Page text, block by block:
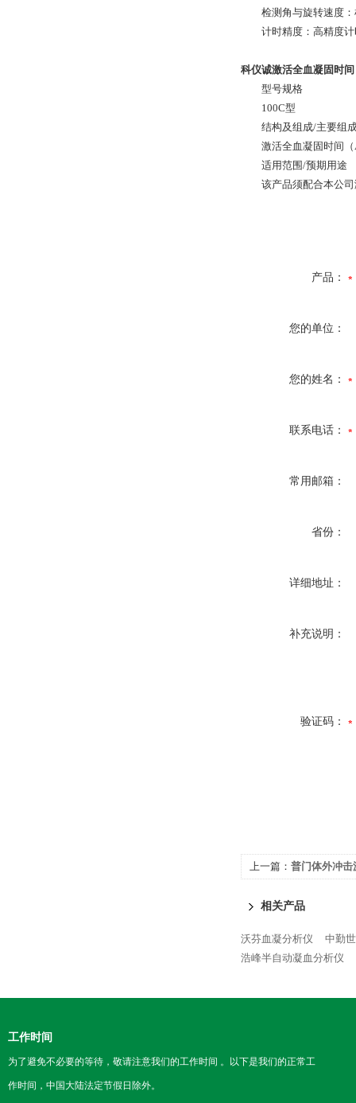
检测角与旋转速度
计时精度：高精度
科仪诚激活全血凝固时
型号规格
100C型
结构及组成/主要组
激活全血凝固时间
适用范围/预期用途
该产品须配合本公
产品：
您的单位：
您的姓名：
联系电话：
常用邮箱：
省份：
详细地址：
补充说明：
验证码：
上一篇： 普门体外冲
相关产品
沃芬血凝分析仪
中勤
浩峰半自动凝血分析仪
工作时间
为了避免不必要的等待，敬请注意我们的工作时间 。以下是我们的正常工
作时间，中国大陆法定节假日除外。